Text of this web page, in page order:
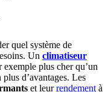
quel système de
Un climatiseur
plus cher qu’un
d’avantages. Les
et leurrendement à